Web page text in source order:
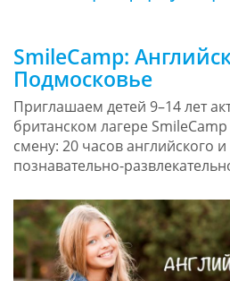
SmileCamp:
Подмосковье
Приглашаем детей 9–14 лет
британском лагере
смену: 20 часов английского
познавательно-